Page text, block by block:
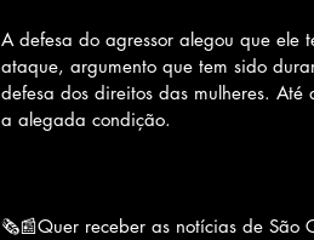
A defesa do agressor alegou que ele
ataque, argumento que tem sido
defesa dos direitos das mulheres.
a alegada condição.
🗞📰Quer receber as notícias de São